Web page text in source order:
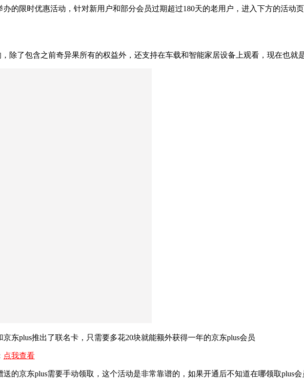
的限时优惠活动，针对新用户和部分会员过期超过180天的老用户，进入下方的活动
除了包含之前奇异果所有的权益外，还支持在车载和智能家居设备上观看，现在也就
东plus推出了联名卡，只需要多花20块就能额外获得一年的京东plus会员
点我查看
的京东plus需要手动领取，这个活动是非常靠谱的，如果开通后不知道在哪领取plus